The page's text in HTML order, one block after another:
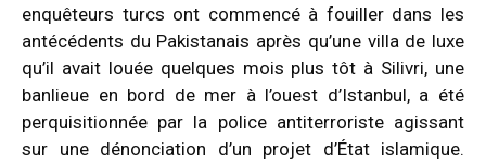
enquêteurs turcs ont commencé à fouiller dans les
antécédents du Pakistanais après qu’une villa de luxe
qu’il avait louée quelques mois plus tôt à Silivri, une
banlieue en bord de mer à l’ouest d’Istanbul, a été
perquisitionnée par la police antiterroriste agissant
sur une dénonciation d’un projet d’État islamique.